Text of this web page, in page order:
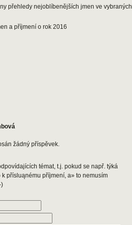
přehledy nejoblíbenějších jmen ve vybraných
a příjmení o rok 2016
žádný příspěvek.
témat, t.j. pokud se např. týká
přísluąnému příjmení, a» to nemusím
)